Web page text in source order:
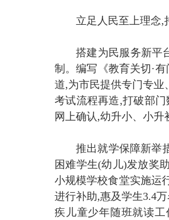
立足人民至上理念,
搭建为民服务新平
制。编写《教育关切·
道,为市民提供专门专业
考试流程再造,打破部
网上确认,幼升小、小升
推出就学保障新举
困难学生(幼儿)发放奖
小规模学校食堂实施运
进行补助,惠及学生3.4
疾儿童少年随班就读